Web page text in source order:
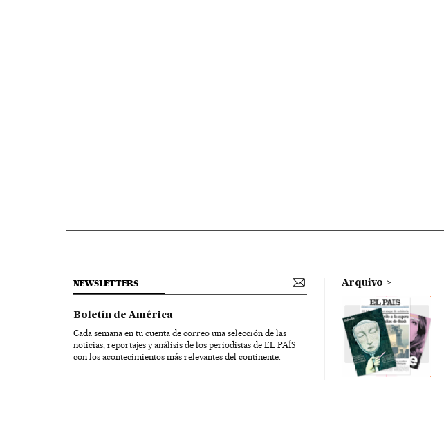
NEWSLETTERS
Boletín de América
Cada semana en tu cuenta de correo una selección de las
noticias, reportajes y análisis de los periodistas de EL PAÍS
con los acontecimientos más relevantes del continente.
Arquivo